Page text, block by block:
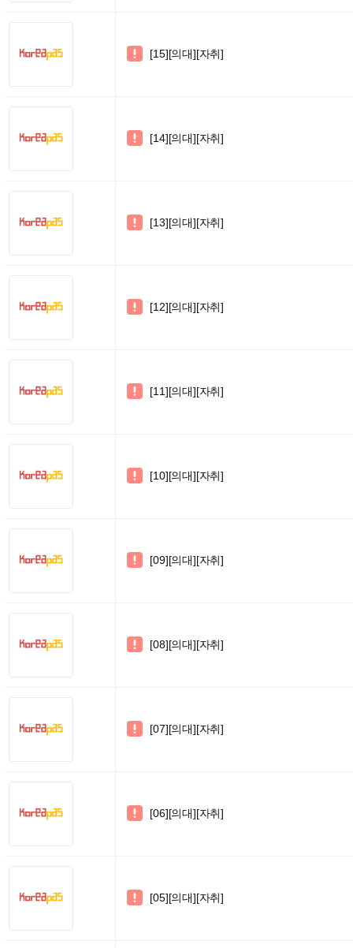
 [15][의대][자취]
 [14][의대][자취]
 [13][의대][자취]
 [12][의대][자취]
 [11][의대][자취]
 [10][의대][자취]
 [09][의대][자취]
 [08][의대][자취]
 [07][의대][자취]
 [06][의대][자취]
 [05][의대][자취]